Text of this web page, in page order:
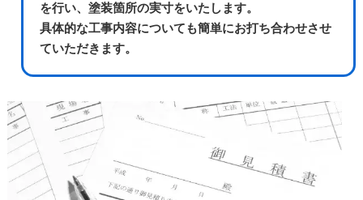
を行い、塗装箇所の実寸をいたします。
具体的な工事内容についても簡単にお打ち合わせさせ
ていただきます。